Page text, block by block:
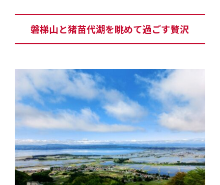
磐梯山と猪苗代湖を眺めて過ごす贅沢